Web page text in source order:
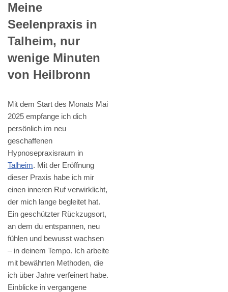
Meine
Seelenpraxis in
Talheim, nur
wenige Minuten
von Heilbronn
Mit dem Start des Monats Mai
2025 empfange ich dich
persönlich im neu
geschaffenen
Hypnosepraxisraum in
Talheim. Mit der Eröffnung
dieser Praxis habe ich mir
einen inneren Ruf verwirklicht,
der mich lange begleitet hat.
Ein geschützter Rückzugsort,
an dem du entspannen, neu
fühlen und bewusst wachsen
– in deinem Tempo. Ich arbeite
mit bewährten Methoden, die
ich über Jahre verfeinert habe.
Einblicke in vergangene